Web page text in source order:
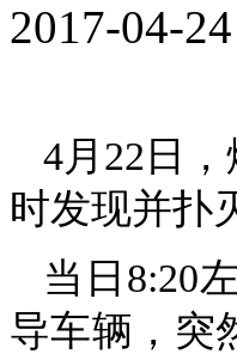
2017-04-
4月22日
时发现并扑
当日8:20
导车辆，突